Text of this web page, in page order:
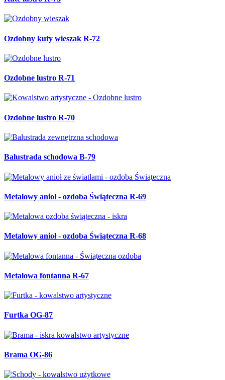
Ozdobny kuty wieszak R-72
Ozdobne lustro R-71
Ozdobne lustro R-70
Balustrada schodowa B-79
Metalowy anioł - ozdoba Świąteczna R-69
Metalowy anioł - ozdoba Świąteczna R-68
Metalowa fontanna R-67
Furtka OG-87
Brama OG-86